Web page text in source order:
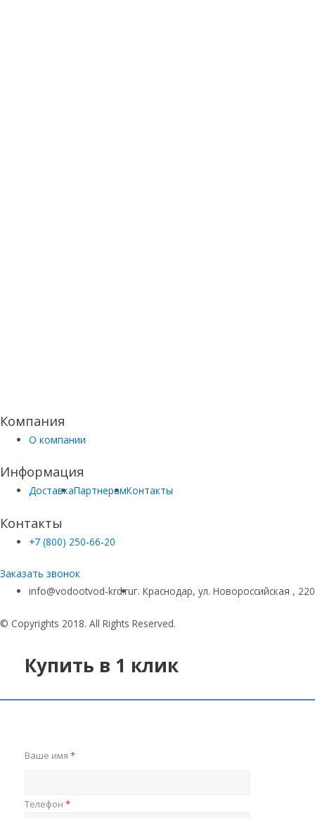
Компания
О компании
Информация
ДоставкаПартнерамКонтакты
Контакты
+7 (800) 250-66-20
Заказать звонок
info@vodootvod-krd.ruг. Краснодар, ул. Новороссийская ,
© Copyrights 2018. All Rights Reserved.
Купить в 1 клик
Ваше имя *
Телефон *